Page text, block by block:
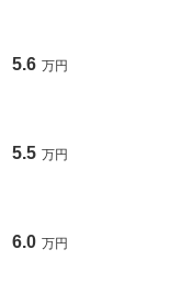
5.6 万円
5.5 万円
6.0 万円